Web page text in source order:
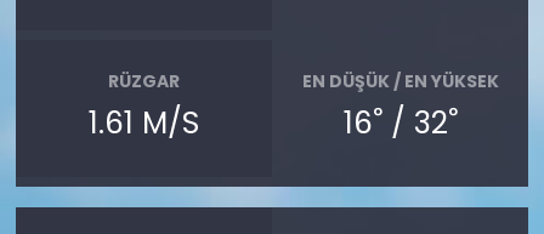
RÜZGAR
1.61 M/S
EN DÜŞÜK / EN YÜKSEK
16°/ 32°